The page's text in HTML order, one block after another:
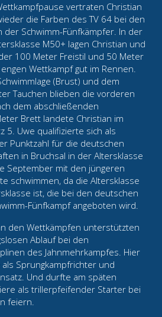
vertraten Christian
die Farben des TV 64 bei den
Schwimm-Fünfkämpfer. In der
M50+ lagen Christian und
100 Meter Freistil und 50 Meter
Wettkampf gut im Rennen.
(Brust) und dem
Tauchen blieben die vorderen
dem abschließenden
Brett landete Christian im
5. Uwe qualifizierte sich als
Punktzahl für die deutschen
in Bruchsal in der Altersklasse
September mit den jüngeren
schwimmen, da die Altersklasse
ist, die bei den deutschen
Fünfkampf angeboten wird.
den Wettkämpfen unterstützten
Ablauf bei den
des Jahnmehrkampfes. Hier
Sprungkampfrichter und
Und durfte am späten
als trillerpfeifender Starter bei
feiern.